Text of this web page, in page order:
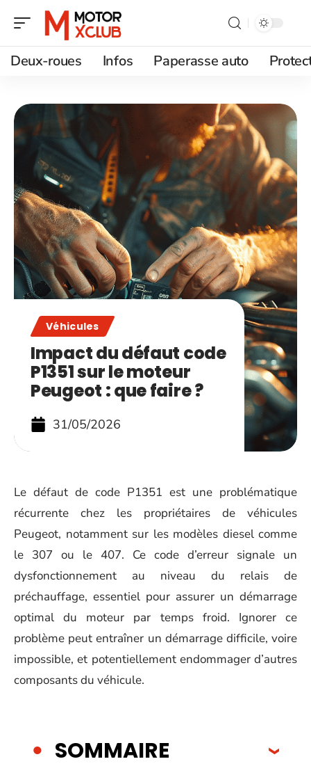
Deux-roues Infos Paperasse auto
Véhicules
Impact du défaut code
P1351 sur le moteur
Peugeot : que faire ?
31/05/2026
Le défaut de code P1351 est une problématique
récurrente chez les propriétaires de véhicules
Peugeot, notamment sur les modèles diesel comme
le 307 ou le 407. Ce code d’erreur signale un
dysfonctionnement au niveau du relais de
préchauffage, essentiel pour assurer un démarrage
optimal du moteur par temps froid. Ignorer ce
problème peut entraîner un démarrage difficile, voire
impossible, et potentiellement endommager d’autres
composants du véhicule.
SOMMAIRE